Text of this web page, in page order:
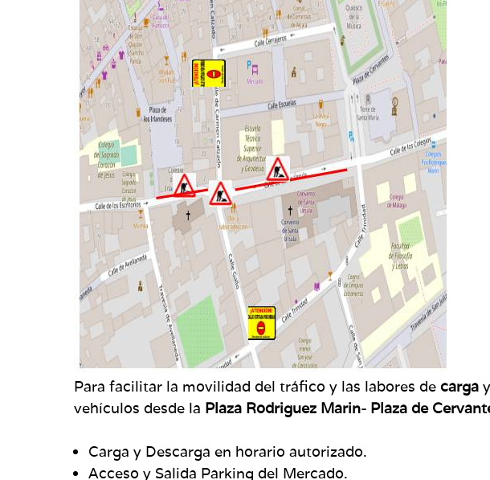
Para facilitar la movilidad del tráfico y las labores de carga y
vehículos desde la Plaza Rodriguez Marin- Plaza de
Carga y Descarga en horario autorizado.
Acceso y Salida Parking del Mercado.